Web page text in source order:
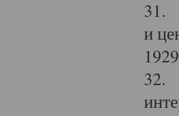
31.
и
32.